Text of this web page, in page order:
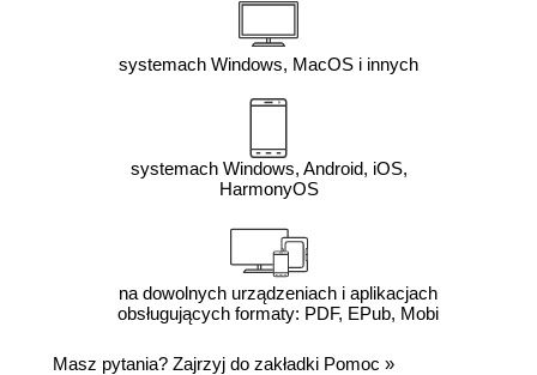
systemach Windows, MacOS i innych
systemach Windows, Android, iOS,
HarmonyOS
na dowolnych urządzeniach i aplikacjach
obsługujących formaty: PDF, EPub, Mobi
Masz pytania? Zajrzyj do zakładki Pomoc »